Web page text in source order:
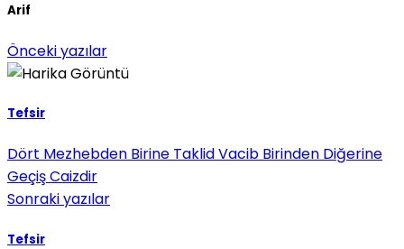
Arif
Önceki yazılar
Tefsir
Dört Mezhebden Birine Taklid Vacib Birinden Diğerine
Geçiş Caizdir
Sonraki yazılar
Tefsir